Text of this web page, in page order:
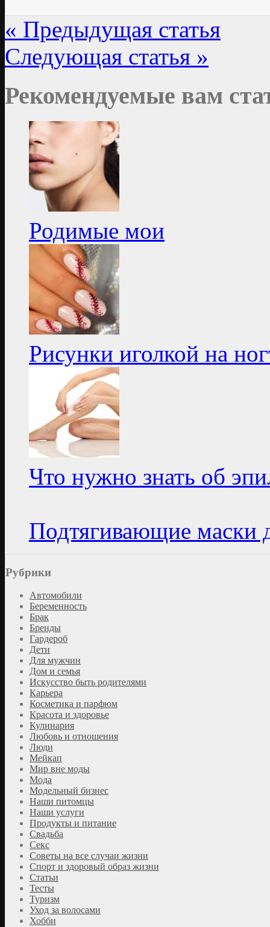
« Предыдущая статья
Следующая статья »
Рекомендуемые вам
Родимые мои
Рисунки иголкой на
Что нужно знать об
Подтягивающие маски
Рубрики
Автомобили
Беременность
Брак
Бренды
Гардероб
Дети
Для мужчин
Дом и семья
Искусство быть родителями
Карьера
Косметика и парфюм
Красота и здоровье
Кулинария
Любовь и отношения
Люди
Мейкап
Мир вне моды
Мода
Модельный бизнес
Наши питомцы
Наши услуги
Продукты и питание
Свадьба
Секс
Советы на все случаи жизни
Спорт и здоровый образ жизни
Статьи
Тесты
Туризм
Уход за волосами
Хобби